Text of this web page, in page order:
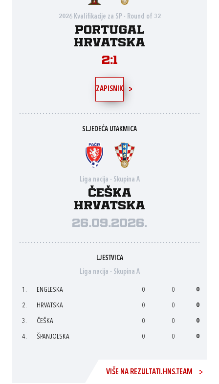
2026 Kvalifikacije za SP - Round of 32
Portugal
Hrvatska
2:1
ZAPISNIK
SLJEDEĆA UTAKMICA
Liga nacija - Skupina A
Češka
Hrvatska
26.09.2026.
LJESTVICA
Liga nacija - Skupina A
1. ENGLESKA 0 0 0
2. HRVATSKA 0 0 0
3. ČEŠKA 0 0 0
4. ŠPANJOLSKA 0 0 0
VIŠE NA REZULTATI.HNS.TEAM